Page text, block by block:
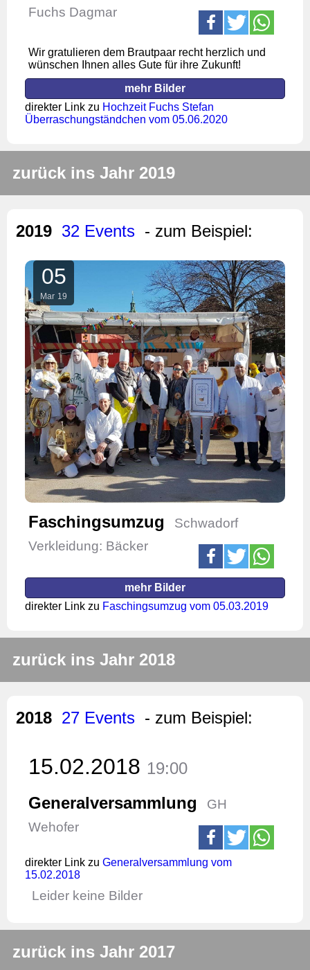
Fuchs Dagmar
Wir gratulieren dem Brautpaar recht herzlich und
wünschen Ihnen alles Gute für ihre Zukunft!
mehr Bilder
direkter Link zu Hochzeit Fuchs Stefan
Überraschungständchen vom 05.06.2020
zurück ins Jahr 2019
2019 32 Events - zum Beispiel:
05
Mar 19
Faschingsumzug
Schwadorf
Verkleidung: Bäcker
mehr Bilder
direkter Link zu Faschingsumzug vom 05.03.2019
zurück ins Jahr 2018
2018 27 Events - zum Beispiel:
15.02.2018 19:00
Generalversammlung
GH
Wehofer
direkter Link zu Generalversammlung vom
15.02.2018
Leider keine Bilder
zurück ins Jahr 2017